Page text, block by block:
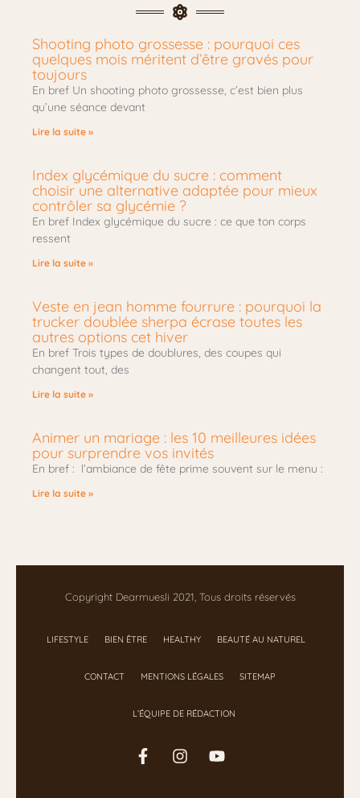
Shooting photo grossesse : pourquoi ces
quelques mois méritent d’être gravés pour
toujours
En bref Un shooting photo grossesse, c’est bien plus
qu’une séance devant
Lire la suite »
Index glycémique du sucre : comment
choisir une alternative adaptée pour mieux
contrôler sa glycémie ?
En bref Index glycémique du sucre : ce que ton corps
ressent
Lire la suite »
Veste en jean homme fourrure : pourquoi la
trucker doublée sherpa écrase toutes les
autres options cet hiver
En bref Trois types de doublures, des coupes qui
changent tout, des
Lire la suite »
Animer un mariage : les 10 meilleures idées
pour surprendre vos invités
En bref : l’ambiance de fête prime souvent sur le menu :
Lire la suite »
Copyright Dearmuesli 2021, Tous droits réservés
LIFESTYLE BIEN ÊTRE HEALTHY BEAUTÉ AU NATUREL
CONTACT MENTIONS LÉGALES SITEMAP
L’ÉQUIPE DE RÉDACTION